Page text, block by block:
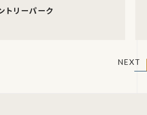
トリーパーク
NEXT